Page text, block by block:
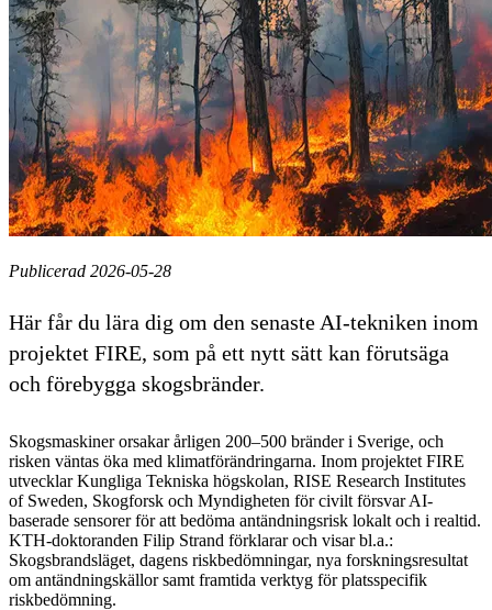
Publicerad 2026-05-28
Här får du lära dig om den senaste AI-tekniken inom
projektet FIRE, som på ett nytt sätt kan förutsäga
och förebygga skogsbränder.
Skogsmaskiner orsakar årligen 200–500 bränder i Sverige, och
risken väntas öka med klimatförändringarna. Inom projektet FIRE
utvecklar Kungliga Tekniska högskolan, RISE Research Institutes
of Sweden, Skogforsk och Myndigheten för civilt försvar AI-
baserade sensorer för att bedöma antändningsrisk lokalt och i realtid.
KTH-doktoranden Filip Strand förklarar och visar bl.a.:
Skogsbrandsläget, dagens riskbedömningar, nya forskningsresultat
om antändningskällor samt framtida verktyg för platsspecifik
riskbedömning.